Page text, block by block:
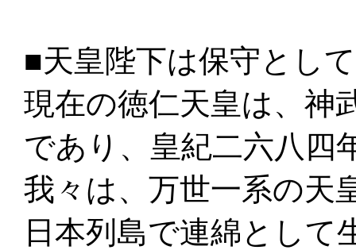
■天皇陛下は保守とし
現在の徳仁天皇は、神
であり、皇紀二六八四
我々は、万世一系の天
日本列島で連綿として